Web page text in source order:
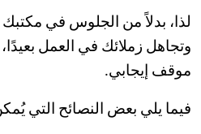
لذا، بدلاً من الجلوس في
وتجاهل زملائك في العمل
موقف إيجابي.
فيما يلي بعض النصائح التي